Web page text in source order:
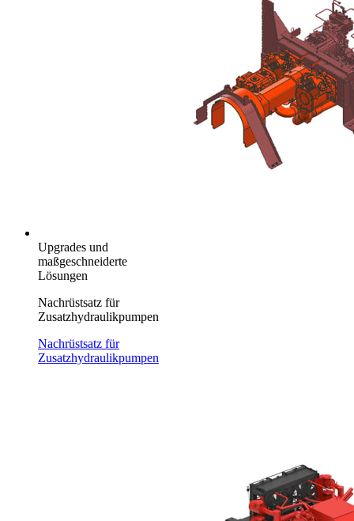
Upgrades und
maßgeschneiderte
Lösungen
Nachrüstsatz für
Zusatzhydraulikpumpen
Nachrüstsatz für
Zusatzhydraulikpumpen